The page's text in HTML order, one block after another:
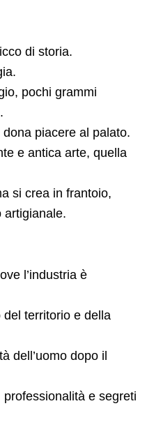
di storia.
pochi grammi
dona piacere al palato.
e antica arte, quella
si crea in frantoio,
artigianale.
l’industria è
del territorio e della
dell’uomo dopo il
professionalità e segreti